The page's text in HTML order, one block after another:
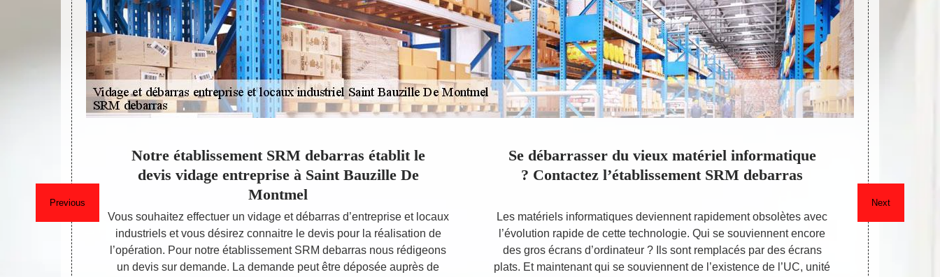
Previous
Notre établissement SRM debarras établit le
devis vidage entreprise à Saint Bauzille De
Montmel
Vous souhaitez effectuer un vidage et débarras d’entreprise et locaux
industriels et vous désirez connaitre le devis pour la réalisation de
l’opération. Pour notre établissement SRM debarras nous rédigeons
un devis sur demande. La demande peut être déposée auprès de
Se débarrasser du vieux matériel informatique
? Contactez l’établissement SRM debarras
Les matériels informatiques deviennent rapidement obsolètes avec
l’évolution rapide de cette technologie. Qui se souviennent encore
des gros écrans d’ordinateur ? Ils sont remplacés par des écrans
plats. Et maintenant qui se souviennent de l’existence de l’UC, unité
Next